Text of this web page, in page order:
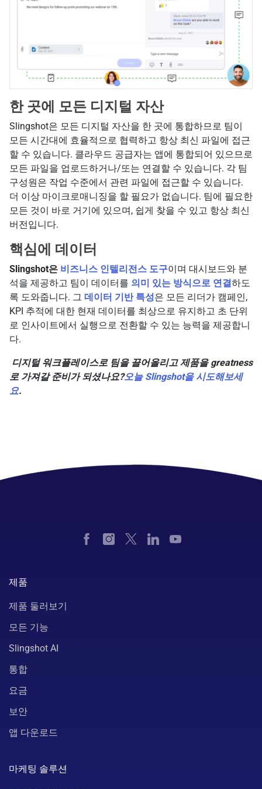
한 곳에 모든 디지털 자산
Slingshot은 모든 디지털 자산을 한 곳에 통합하므로 팀이
모든 시간대에 효율적으로 협력하고 항상 최신 파일에 접근
할 수 있습니다. 클라우드 공급자는 앱에 통합되어 있으므로
모든 파일을 업로드하거나/또는 연결할 수 있습니다. 각 팀
구성원은 작업 수준에서 관련 파일에 접근할 수 있습니다.
더 이상 마이크로매니징을 할 필요가 없습니다. 팀에 필요한
모든 것이 바로 거기에 있으며, 쉽게 찾을 수 있고 항상 최신
버전입니다.
핵심에 데이터
Slingshot은 비즈니스 인텔리전스 도구이며 대시보드와 분
석을 제공하고 팀이 데이터를 의미 있는 방식으로 연결하도
록 도와줍니다. 그 데이터 기반 특성은 모든 리더가 캠페인,
KPI 추적에 대한 현재 데이터를 최상으로 유지하고 초 단위
로 인사이트에서 실행으로 전환할 수 있는 능력을 제공합니
다.
디지털 워크플레이스로 팀을 끌어올리고 제품을 greatness
로 가져갈 준비가 되셨나요?오늘 Slingshot을 시도해보세
요.
제품
제품 둘러보기
모든 기능
Slingshot AI
통합
요금
보안
앱 다운로드
마케팅 솔루션